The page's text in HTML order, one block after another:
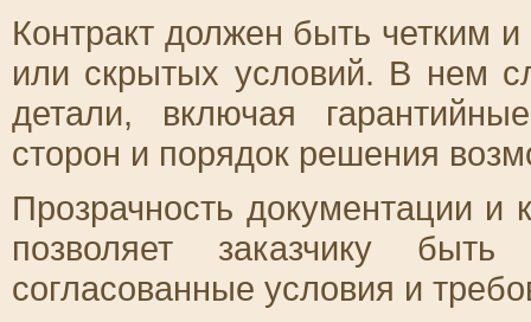
Контракт должен быть четким
или скрытых условий. В нем
детали, включая
сторон и порядок решения
Прозрачность документации и
позволяет заказчику
согласованные условия и